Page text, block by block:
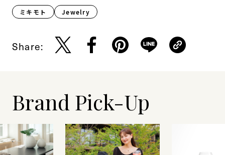
ミキモト Jewelry
Share:
Brand Pick-Up